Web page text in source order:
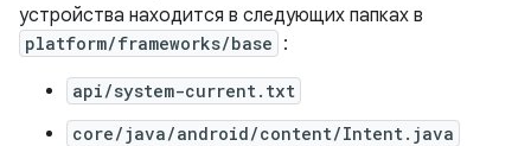
устройства находится в следующих папках в
platform/frameworks/base :
api/system-current.txt
core/java/android/content/Intent.java